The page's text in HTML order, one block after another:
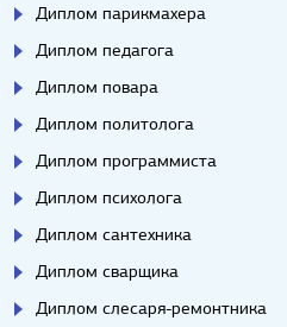
Диплом парикмахера
Диплом педагога
Диплом повара
Диплом политолога
Диплом программиста
Диплом психолога
Диплом сантехника
Диплом сварщика
Диплом слесаря-ремонтника